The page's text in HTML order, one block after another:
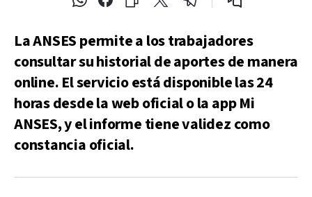
La ANSES permite a los trabajadores
consultar su historial de aportes de manera
online. El servicio está disponible las 24
horas desde la web oficial o la app Mi
ANSES, y el informe tiene validez como
constancia oficial.